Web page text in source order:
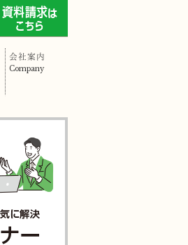
会社案内
Company